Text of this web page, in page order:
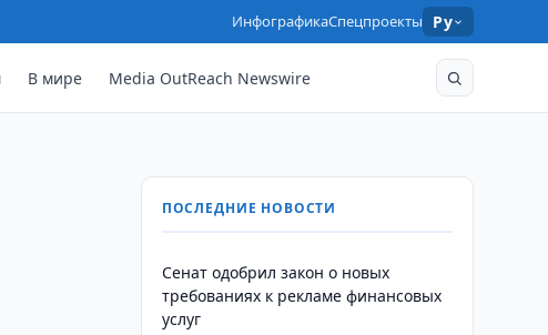
ИнфографикаСпецпроекты Ру
В мире Media OutReach Newswire
ПОСЛЕДНИЕ НОВОСТИ
Сенат одобрил закон о новых
требованиях к рекламе финансовых
услуг